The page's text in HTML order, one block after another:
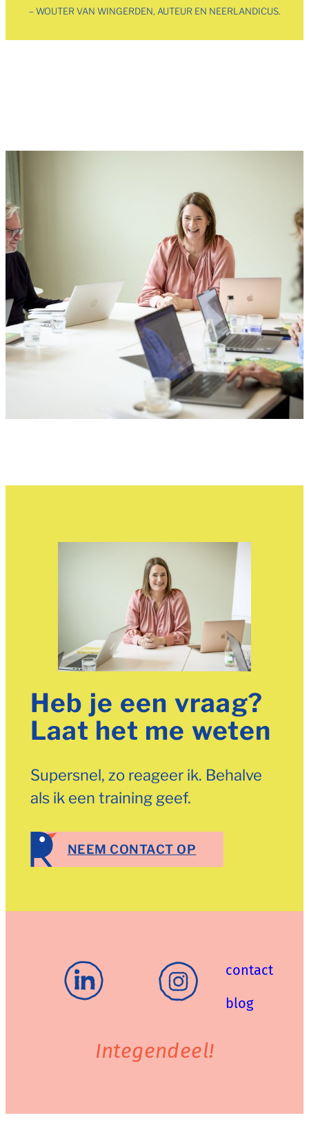
– WOUTER VAN WINGERDEN, AUTEUR EN NEERLANDICUS.
Heb je een vraag?
Laat het me weten
Supersnel, zo reageer ik. Behalve
als ik een training geef.
NEEM CONTACT OP
contact
blog
Integendeel!